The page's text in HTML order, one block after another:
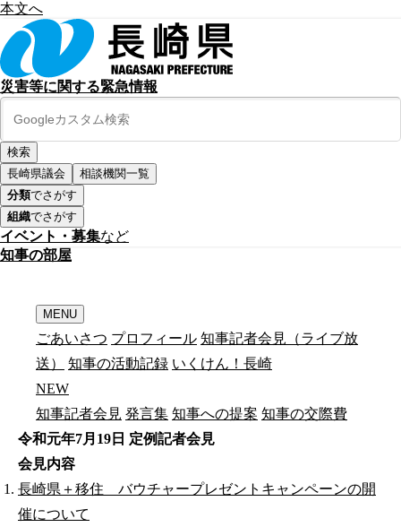
本文へ
災害等に関する緊急情報
長崎県議会
相談機関一覧
分類でさがす
組織でさがす
イベント・募集など
知事の部屋
MENU
ごあいさつ プロフィール 知事記者会見（ライブ放
送）
知事の活動記録 いくけん！長崎
NEW
知事記者会見 発言集 知事への提案 知事の交際費
令和元年7月19日 定例記者会見
会見内容
長崎県＋移住 バウチャープレゼントキャンペーンの開
催について